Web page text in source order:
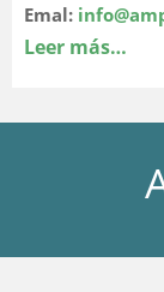
Emal:
Leer más…